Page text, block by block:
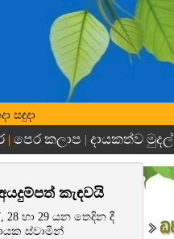
සඳුදා
| පෙර කලාප | දායකත්ව මුදල්
කැඳවයි
හා 29 යන තෙදින දී
ස්වාමීන්